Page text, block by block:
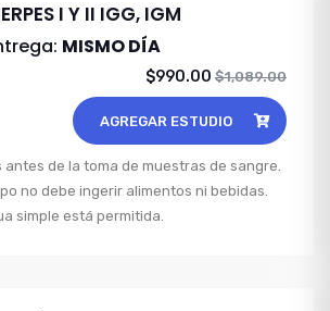
I Y II IGG, IGM
MISMO DÍA
$990.00 $1,089.00
AGREGAR ESTUDIO
de la toma de muestras de sangre.
no debe ingerir alimentos ni bebidas.
simple está permitida.